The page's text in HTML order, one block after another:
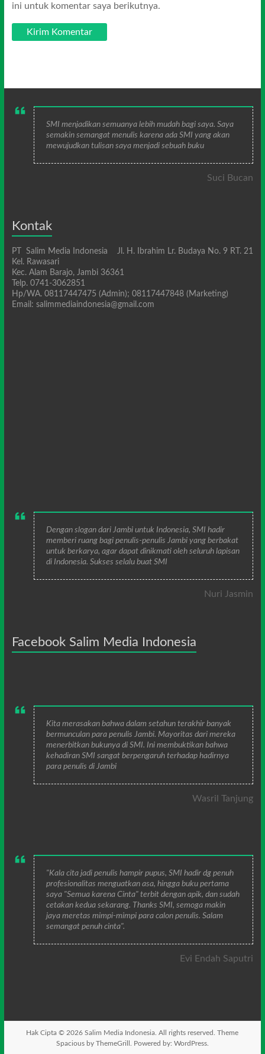
ini untuk komentar saya berikutnya.
SMI menjadikan semuanya lebih mudah bagi saya. Saya
semakin semangat menulis karena ada SMI yang akan
mewujudkan tulisan saya menjadi sebuah buku
Suci Bucan
Kontak
PT Salim Media Indonesia Jl. H. Ibrahim Lr. Budaya No. 9 RT. 21
Kel. Rawasari
Kec. Alam Barajo, Jambi 36361
Telp. 0741-3062851
Hp/WA. 08117447475 (Admin); 08117447848 (Marketing)
Email: salimmediaindonesia@gmail.com
Dengan slogan dari Jambi untuk Indonesia, SMI hadir
memberi ruang bagi penulis-penulis Jambi yang berbakat
untuk berkarya, agar dapat dinikmati oleh seluruh lapisan
di Indonesia. Sukses selalu buat SMI
Nuri Jasmin
Facebook Salim Media Indonesia
Kita merasakan bahwa dalam setahun terakhir banyak
bermunculan para penulis Jambi. Mayoritas dari mereka
menerbitkan bukunya di SMI. Ini membuktikan bahwa
kehadiran SMI sangat berpengaruh terhadap hadirnya
para penulis di Jambi
Wasril Tanjung
"Kala cita jadi penulis hampir pupus, SMI hadir dg penuh
profesionalitas menguatkan asa, hingga buku pertama
saya "Semua karena Cinta" terbit dengan apik, dan sudah
cetakan kedua sekarang. Thanks SMI, semoga makin
jaya meretas mimpi-mimpi para calon penulis. Salam
semangat penuh cinta".
Evi Endah Saputri
Hak Cipta © 2026Salim Media Indonesia . All rights reserved. Theme
Spaciousby ThemeGrill. Powered by: WordPress.